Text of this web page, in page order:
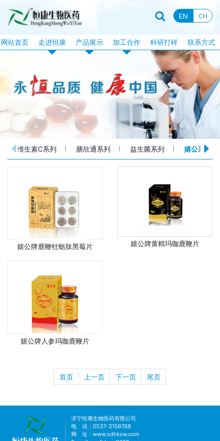
EN CH
网站首页
走进恒康
企业资质
行业资讯
企业文化
企业视频
品牌故事
产品展示
恒康产品
液饮产品
露酒系列
丸剂系列
化妆品系列
加工合作
片剂加工
固体饮料加工
软胶囊加工
包衣片加工
口服液体加工
科研打样 联系方式
维生素C系列 膳欣通系列 益生菌系列 嬉公系列
嬉公牌鹿鞭牡蛎肽黑莓片 嬉公牌黄精玛咖鹿鞭片
嬉公牌人参玛咖鹿鞭片
首页 上一页 下一页 尾页
济宁恒康生物医药有限公司
电 话：0537-3156768
网 址： www.sdhksw.com